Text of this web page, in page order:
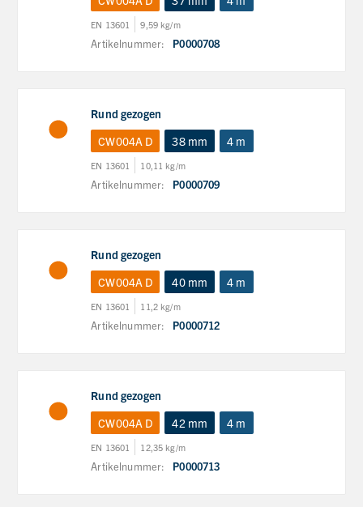
EN 13601 9,59 kg/m
Artikelnummer: P0000708
Rund gezogen
CW004A D
38 mm 4 m
EN 13601 10,11 kg/m
Artikelnummer: P0000709
Rund gezogen
CW004A D
40 mm 4 m
EN 13601 11,2 kg/m
Artikelnummer: P0000712
Rund gezogen
CW004A D
42 mm 4 m
EN 13601 12,35 kg/m
Artikelnummer: P0000713